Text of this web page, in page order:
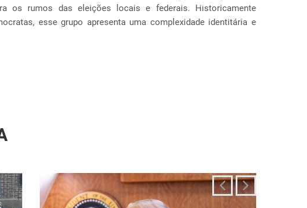
globais envolvendo a separação sistemática d...